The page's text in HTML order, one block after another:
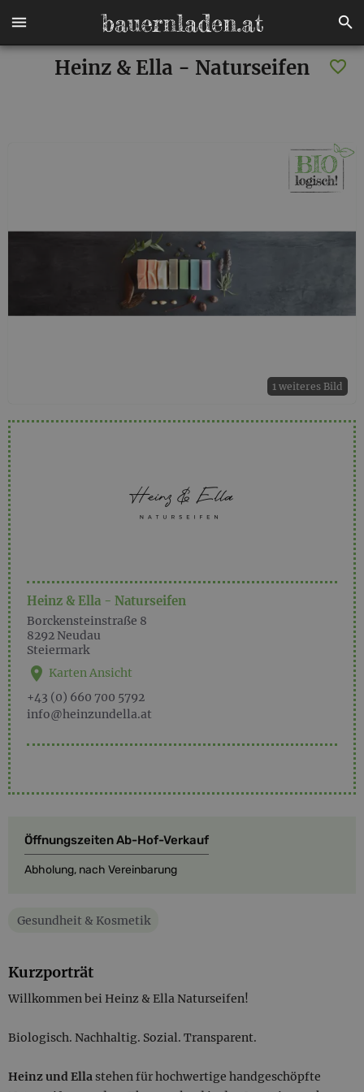
1 weiteres Bild
Heinz & Ella - Naturseifen
Borckensteinstraße 8
8292 Neudau
Steiermark
Karten Ansicht
+43 (0) 660 700 5792
info@heinzundella.at
Öffnungszeiten Ab-Hof-Verkauf
Abholung, nach Vereinbarung
Heinz & Ella - Naturseifen
Gesundheit & Kosmetik
Kurzporträt
Willkommen bei Heinz & Ella Naturseifen!
Biologisch. Nachhaltig. Sozial. Transparent.
Heinz und Ellastehen für hochwertige handgeschöpfte